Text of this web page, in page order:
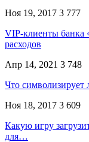
Ноя 19, 2017 3 777
VIP-клиенты банка
расходов
Апр 14, 2021 3 748
Что символизирует
Ноя 18, 2017 3 609
Какую игру
для…